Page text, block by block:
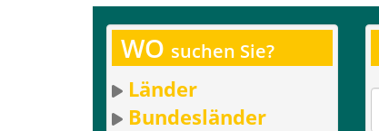
WO suchen Sie?
Länder
Bundesländer